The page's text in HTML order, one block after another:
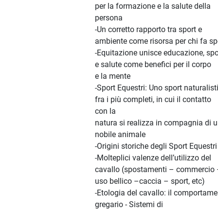
per la formazione e la salute della
persona
-Un corretto rapporto tra sport e
ambiente come risorsa per chi fa
-Equitazione unisce educazione,
e salute come benefici per il corpo
e la mente
-Sport Equestri: Uno sport
fra i più completi, in cui il contatto
con la
natura si realizza in compagnia di
nobile animale
-Origini storiche degli Sport Equestri
-Molteplici valenze dell’utilizzo del
cavallo (spostamenti – commercio
uso bellico –caccia – sport, etc)
-Etologia del cavallo: il
gregario - Sistemi di